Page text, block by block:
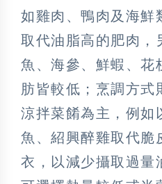
如雞肉、鴨肉及海鮮
取代油脂高的肥肉，
魚、海參、鮮蝦、花
肪皆較低；烹調方式
涼拌菜餚為主，例如
魚、紹興醉雞取代脆
衣，以減少攝取過量